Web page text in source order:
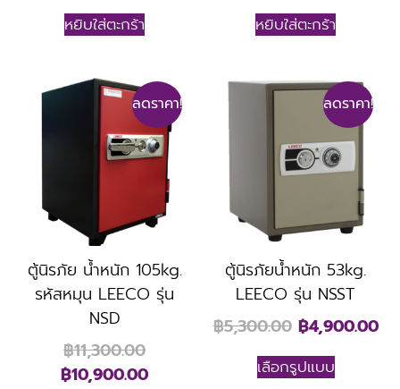
หยิบใส่ตะกร้า หยิบใส่ตะกร้า
ลดราคา!
ตู้นิรภัย น้ำหนัก 105kg.
รหัสหมุน LEECO รุ่น
NSD
฿11,300.00
฿10,900.00
ลดราคา!
ตู้นิรภัยน้ำหนัก 53kg.
LEECO รุ่น NSST
฿5,300.00 ฿4,900.00
เลือกรูปแบบ